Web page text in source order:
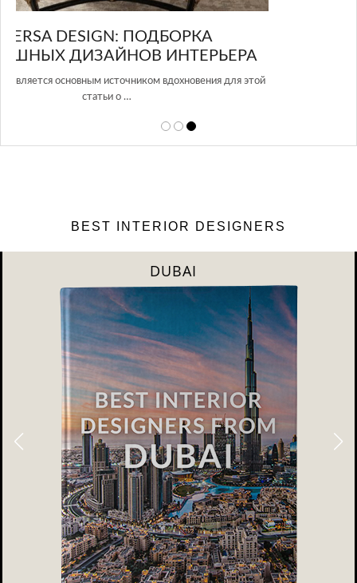
GLAZOV DESIGN GROUP – УНИКАЛЬНЫЙ
ПОДХОД К ДИЗАЙНУ
Glazov Design Group- это одна из лучших студий дизайна интерьера
BEST INTERIOR DESIGNERS
DUBAI